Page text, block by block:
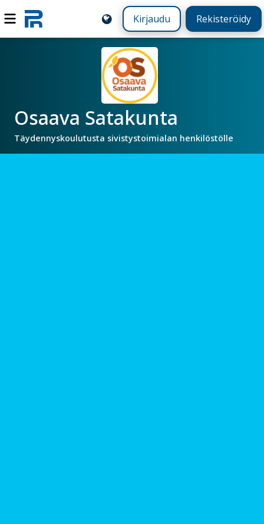
Kirjaudu Rekisteröidy
Osaava Satakunta
Täydennyskoulutusta sivistystoimialan henkilöstölle